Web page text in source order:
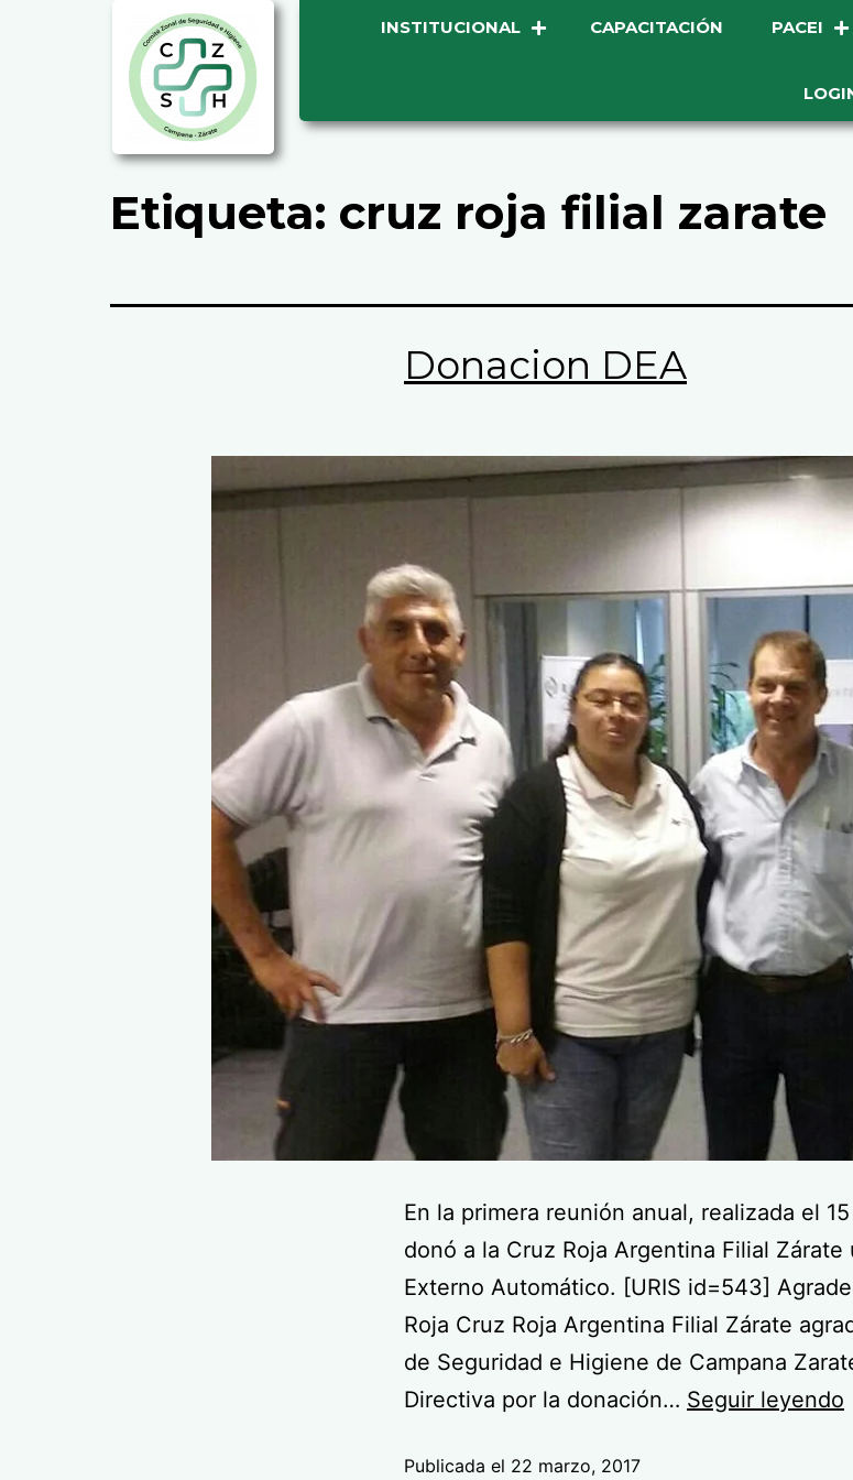
INSTITUCIONAL CAPACITACIÓN PACEI
Etiqueta: cruz roja filial zarate
Donacion DEA
En la primera reunión anual, realizada el
donó a la Cruz Roja Argentina Filial Zárate
Externo Automático. [URIS id=543]
Roja Cruz Roja Argentina Filial Zárate
de Seguridad e Higiene de Campana
Directiva por la donación… Seguir leyendo
Publicada el 22 marzo, 2017